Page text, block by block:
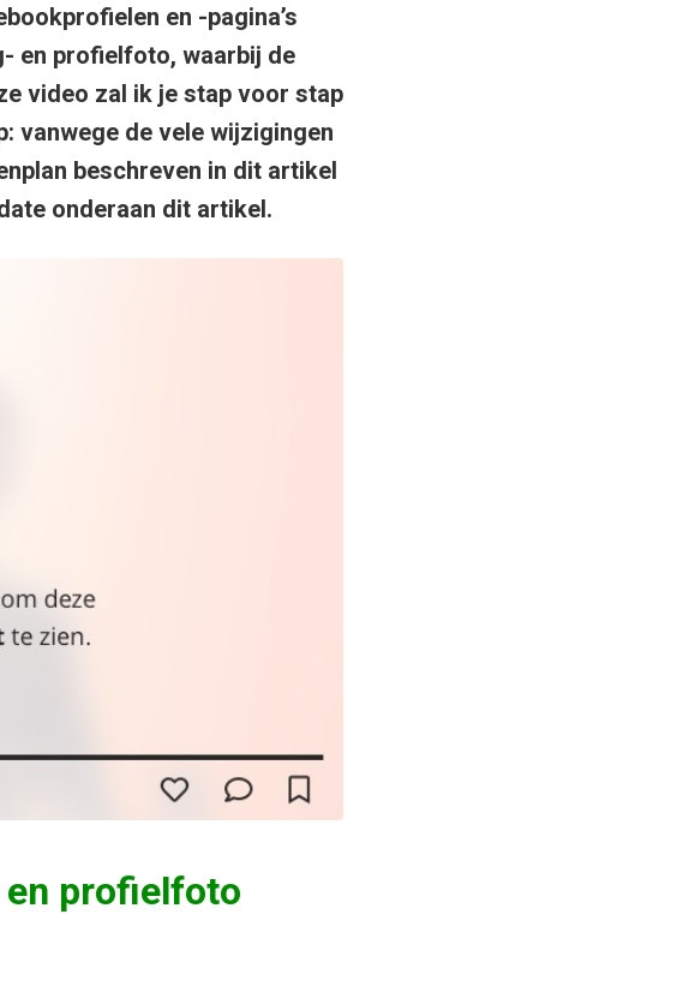
en -pagina’s
en profielfoto, waarbij de
video zal ik je stap voor stap
vanwege de vele wijzigingen
beschreven in dit artikel
onderaan dit artikel.
profielfoto